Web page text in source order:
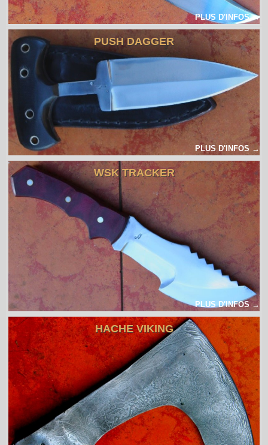
PLUS D'INFOS →
PUSH DAGGER
PLUS D'INFOS →
WSK TRACKER
PLUS D'INFOS →
HACHE VIKING